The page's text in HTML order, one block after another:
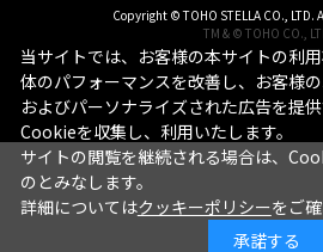
Copyright © TOHO STELLA CO., LTD.
TM & © TOHO CO.,
当サイトでは、お客様の本サイトの利
体のパフォーマンスを改善し、お客様
およびパーソナライズされた広告を提
Cookieを収集し、利用いたします。
サイトの閲覧を継続される場合は、
のとみなします。
詳細についてはクッキーポリシーをご
承諾する